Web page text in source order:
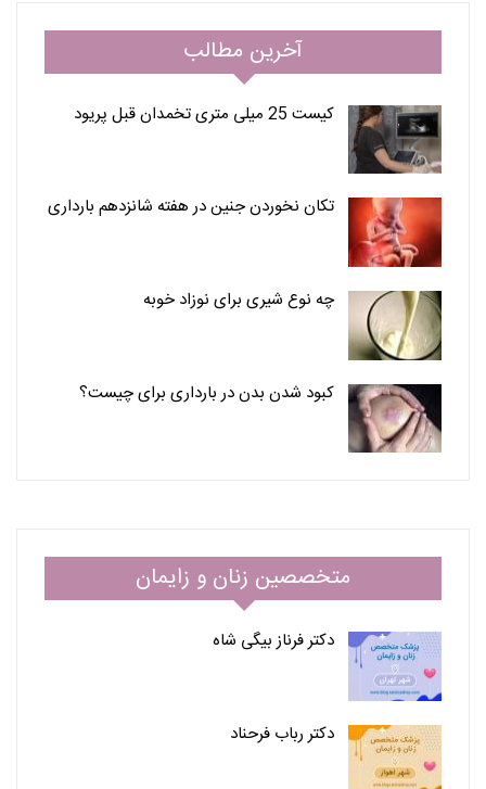
آخرین مطالب
کیست 25 میلی متری تخمدان قبل پریود
تکان نخوردن جنین در هفته شانزدهم بارداری
چه نوع شیری برای نوزاد خوبه
کبود شدن بدن در بارداری برای چیست؟
متخصصین زنان و زایمان
دکتر فرناز بیگی شاه
دکتر رباب فرحناد